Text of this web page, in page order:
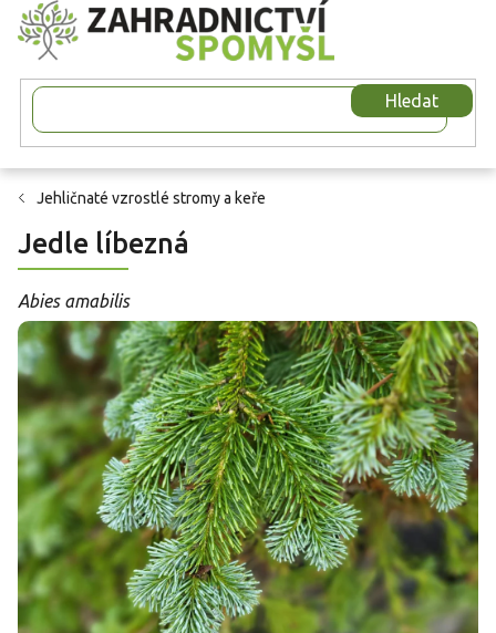
Přejít
na
obsah
Hledat
Jehličnaté vzrostlé stromy a keře
Jedle líbezná
Abies amabilis